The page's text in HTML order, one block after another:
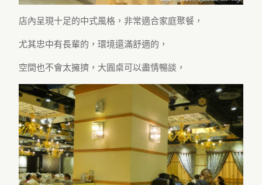
店內呈現十足的中式風格，非常適合家庭聚餐，
尤其忠中有長輩的，環境還滿舒適的，
空間也不會太擁擠，大圓桌可以盡情暢談，